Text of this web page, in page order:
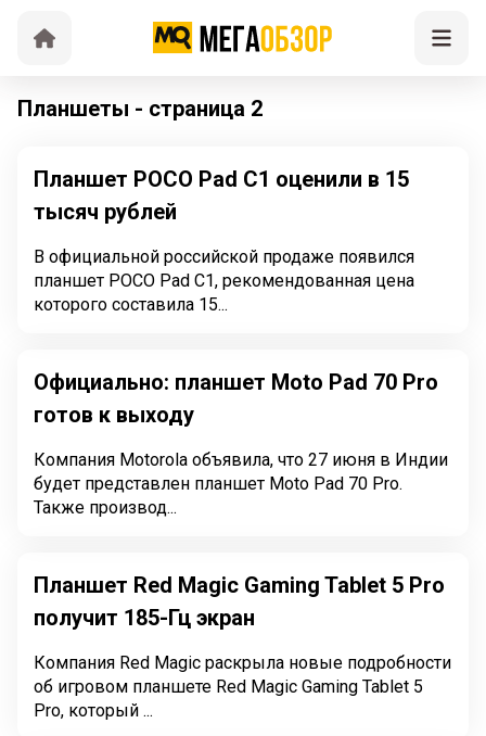
Планшеты - страница 2
Планшет POCO Pad C1 оценили в 15
тысяч рублей
В официальной российской продаже появился
планшет POCO Pad C1, рекомендованная цена
которого составила 15...
Официально: планшет Moto Pad 70 Pro
готов к выходу
Компания Motorola объявила, что 27 июня в Индии
будет представлен планшет Moto Pad 70 Pro.
Также производ...
Планшет Red Magic Gaming Tablet 5 Pro
получит 185-Гц экран
Компания Red Magic раскрыла новые подробности
об игровом планшете Red Magic Gaming Tablet 5
Pro, который ...